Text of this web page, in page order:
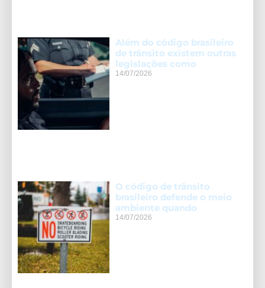
Além do código brasileiro
de trânsito existem outras
legislações como
14/07/2026
O código de trânsito
brasileiro defende o meio
ambiente quando
14/07/2026